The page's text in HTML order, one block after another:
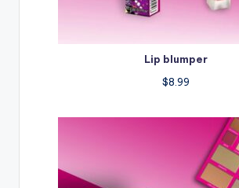
Lip blumper
$8.99